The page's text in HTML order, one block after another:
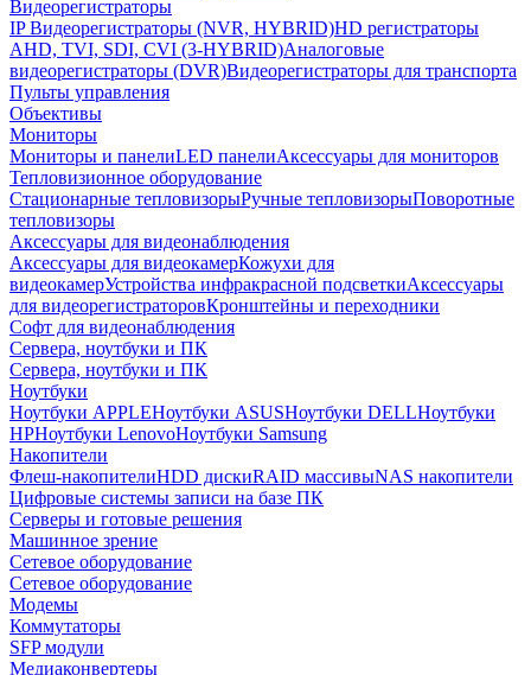
Видеорегистраторы
IP Видеорегистраторы (NVR, HYBRID)HD регистраторы
AHD, TVI, SDI, CVI (3-HYBRID)Аналоговые
видеорегистраторы (DVR)Видеорегистраторы для транспорта
Пульты управления
Объективы
Мониторы
Мониторы и панелиLED панелиАксессуары для мониторов
Тепловизионное оборудование
Стационарные тепловизорыРучные тепловизорыПоворотные
тепловизоры
Аксессуары для видеонаблюдения
Аксессуары для видеокамерКожухи для
видеокамерУстройства инфракрасной подсветкиАксессуары
для видеорегистраторовКронштейны и переходники
Софт для видеонаблюдения
Сервера, ноутбуки и ПК
Сервера, ноутбуки и ПК
Ноутбуки
Ноутбуки APPLEНоутбуки ASUSНоутбуки DELLНоутбуки
HPНоутбуки LenovoНоутбуки Samsung
Накопители
Флеш-накопителиHDD дискиRAID массивыNAS накопители
Цифровые системы записи на базе ПК
Серверы и готовые решения
Машинное зрение
Сетевое оборудование
Сетевое оборудование
Модемы
Коммутаторы
SFP модули
Медиаконвертеры